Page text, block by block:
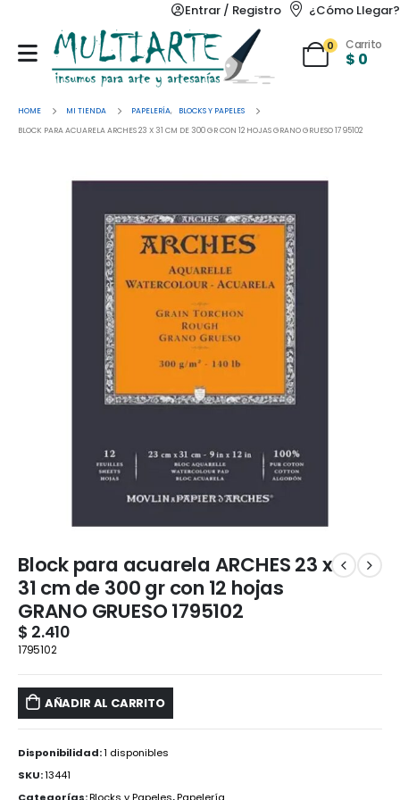
Entrar / Registro ¿Cómo Llegar?
0 Carrito
$ 0
HOME MI TIENDA PAPELERÍA,
BLOCKS Y PAPELES
BLOCK PARA ACUARELA ARCHES 23 X 31 CM DE 300 GR CON 12 HOJAS GRANO GRUESO 1795102
Block para acuarela ARCHES 23 x
31 cm de 300 gr con 12 hojas
GRANO GRUESO 1795102
$ 2.410
1795102
AÑADIR AL CARRITO
Disponibilidad:1 disponibles
SKU:13441